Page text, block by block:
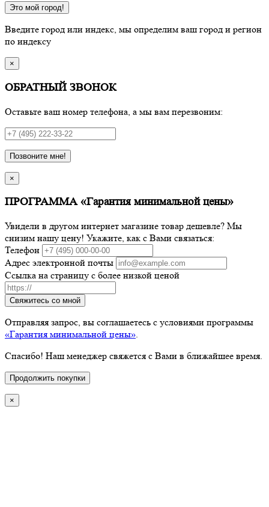
Это мой город!
Введите город или индекс, мы определим ваш город и регион
по индексу
×
ОБРАТНЫЙ ЗВОНОК
Оставьте ваш номер телефона, а мы вам перезвоним:
Позвоните мне!
×
ПРОГРАММА «Гарантия минимальной цены»
Увидели в другом интернет магазине товар дешевле? Мы
снизим нашу цену! Укажите, как с Вами связаться:
Телефон
Адрес электронной почты
Ссылка на страницу с более низкой ценой
Свяжитесь со мной
Отправляя запрос, вы соглашаетесь с условиями программы
«Гарантия минимальной цены».
Спасибо! Наш менеджер свяжется с Вами в ближайшее время.
Продолжить покупки
×